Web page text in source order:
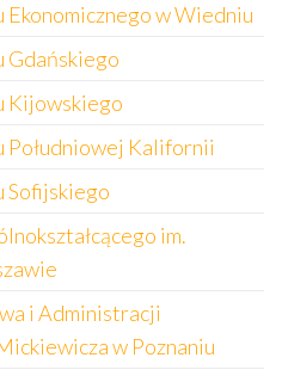
w Wiedniu
Kijowskiego
Kalifornii
im.
i Administracji
w Poznaniu